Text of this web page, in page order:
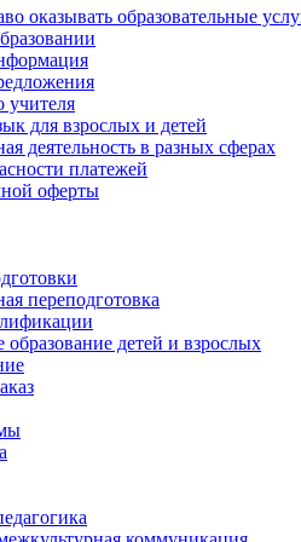
оказывать образовательные
учителя
для взрослых и детей
деятельность в разных сферах
платежей
оферты
переподготовка
образование детей и взрослых